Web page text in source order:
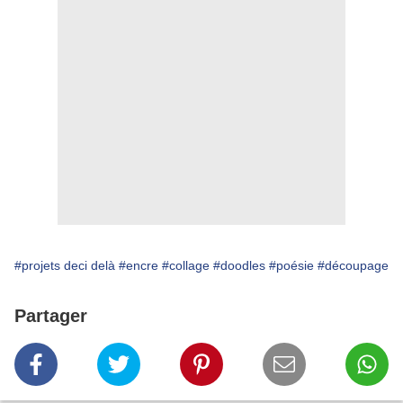
#projets deci delà #encre #collage #doodles #poésie #découpage
Partager